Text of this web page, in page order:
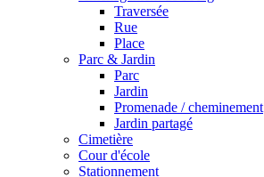
Traversée
Rue
Place
Parc & Jardin
Parc
Jardin
Promenade / cheminement
Jardin partagé
Cimetière
Cour d'école
Stationnement